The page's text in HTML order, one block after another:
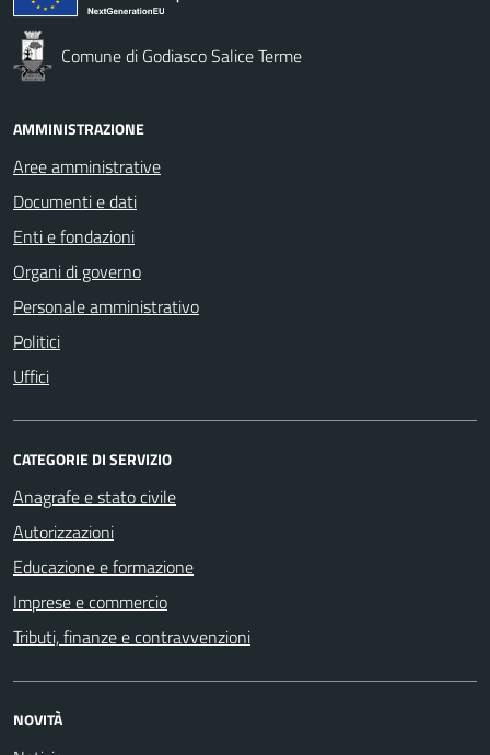
Comune di Godiasco Salice Terme
AMMINISTRAZIONE
Aree amministrative
Documenti e dati
Enti e fondazioni
Organi di governo
Personale amministrativo
Politici
Uffici
CATEGORIE DI SERVIZIO
Anagrafe e stato civile
Autorizzazioni
Educazione e formazione
Imprese e commercio
Tributi, finanze e contravvenzioni
NOVITÀ